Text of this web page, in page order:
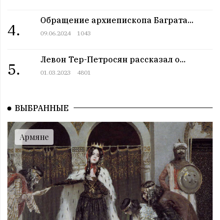
10:00 | 12.07 | 1009|АРМЯНЕ
08:00 | 12.07 |
Пятница. 12 июль
Именниники. 11 июль
10:00 | 11.07 |
1002|АРМЯНЕ
Армянский день в истории. 11 июль
09:00 | 11.07 | 1060|ПРАЗДНИКИ
Все праздники. 11 июль
08:00 | 11.07 |
986| ГОРОСКОПЫ
Четверг. 11 июль
12:00 | 10.07 | 1024| СОБЫТИЯ
4.
Обращение архиепископа Баграта...
09.06.2024 1043
5.
Левон Тер-Петросян рассказал о...
01.03.2023 4801
ВЫБРАННЫЕ
Армяне